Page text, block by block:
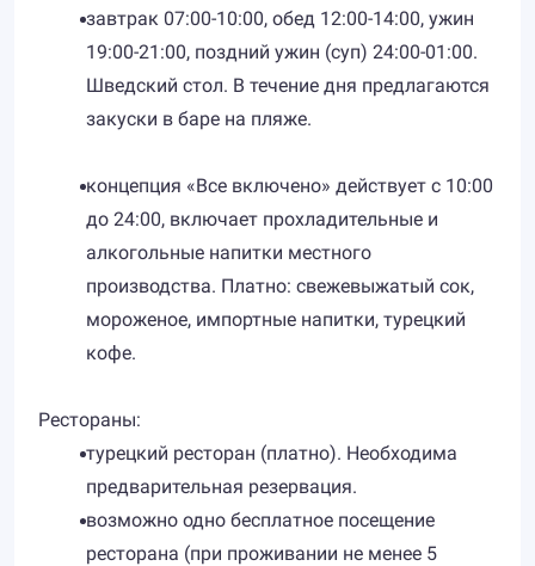
завтрак 07:00-10:00, обед 12:00-14:00, ужин
19:00-21:00, поздний ужин (суп) 24:00-01:00.
Шведский стол. В течение дня предлагаются
закуски в баре на пляже.
концепция «Все включено» действует с 10:00
до 24:00, включает прохладительные и
алкогольные напитки местного
производства. Платно: свежевыжатый сок,
мороженое, импортные напитки, турецкий
кофе.
Рестораны:
турецкий ресторан (платно). Необходима
предварительная резервация.
возможно одно бесплатное посещение
ресторана (при проживании не менее 5